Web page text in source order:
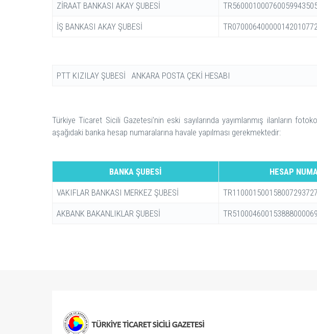
ZİRAAT BANKASI AKAY ŞUBESİ
İŞ BANKASI AKAY ŞUBESİ
PTT KIZILAY ŞUBESİ ANKARA POSTA ÇEKİ HESABI
Türkiye Ticaret Sicili Gazetesi’nin eski sayılarında yayımlanmış ilanların
aşağıdaki banka hesap numaralarına havale yapılması gerekmektedir:
BANKA ŞUBESİ HESAP
VAKIFLAR BANKASI MERKEZ ŞUBESİ
AKBANK BAKANLIKLAR ŞUBESİ